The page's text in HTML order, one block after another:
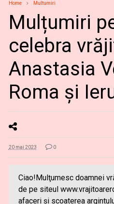
Home Multumiri
Mulțumiri
celebra
Anastasia
Roma și
20 mai 2023 0
Ciao!Mulţumesc doamnei
de pe siteul
afaceri și scoaterea